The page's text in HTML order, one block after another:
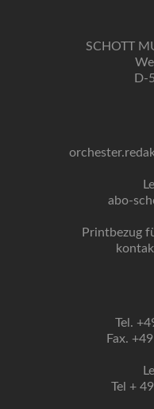
SCHOTT
D-
abo-
Printbezug
Tel.
Fax.
Tel +